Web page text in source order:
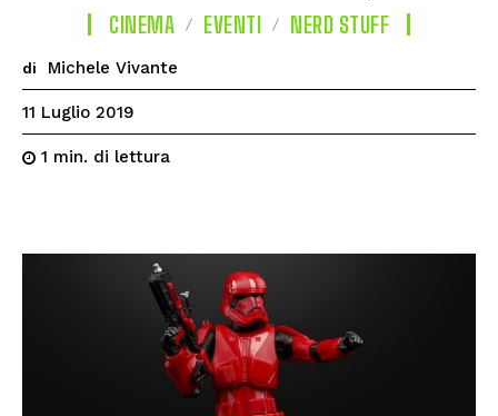
CINEMA EVENTI NERD STUFF
di Michele Vivante
11 Luglio 2019
1 min. di lettura